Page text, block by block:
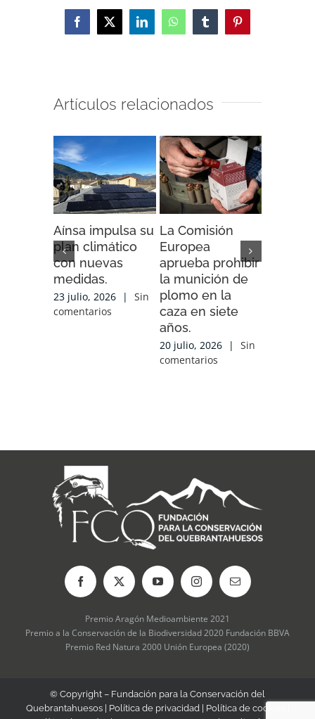
Facebook
X LinkedInWhatsAppTumblrPinterest
Artículos relacionados
Aínsa impulsa su
plan climático
con nuevas
medidas.
23 julio, 2026 |
Sin
comentarios
La Comisión
Europea
aprueba prohibir
la munición de
plomo en la
caza en siete
años.
20 julio, 2026 |
Sin
comentarios
Premio Aragón Medioambiente 2021
Premio a la Conservación de la Biodiversidad 2020 Fundación BBVA
Premio Red Natura 2000 Unión Europea (2020)
© Copyright – Fundación para la Conservación del
Quebrantahuesos | Política de privacidad Política de cookies